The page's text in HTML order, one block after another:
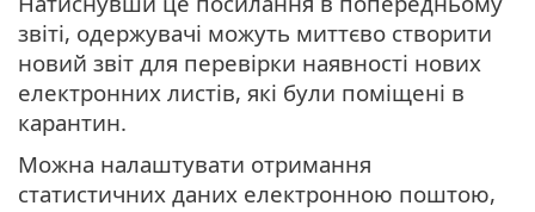
звіті, одержувачі можуть миттєво створити
новий звіт для перевірки наявності нових
електронних листів, які були поміщені в
карантин.
Можна налаштувати отримання
статистичних даних електронною поштою,